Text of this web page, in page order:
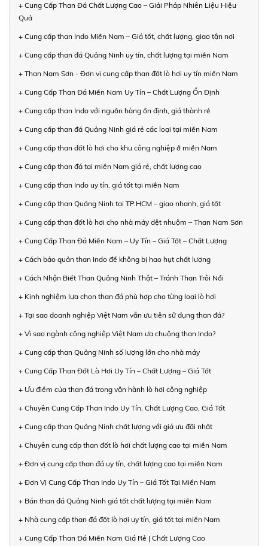
+ Cung Cấp Than Đá Chất Lượng Cao – Giải Pháp Nhiên Liệu Hiệu
Quả
+ Cung cấp than Indo Miền Nam – Giá tốt, chất lượng, giao tận nơi
+ Cung cấp than đá Quảng Ninh uy tín, chất lượng tại miền Nam
+ Than Nam Sơn - Đơn vị cung cấp than đốt lò hơi uy tín miền Nam
+ Cung Cấp Than Đá Miền Nam Uy Tín – Chất Lượng Ổn Định
+ Cung cấp than Indo với nguồn hàng ổn định, giá thành rẻ
+ Cung cấp than đá Quảng Ninh giá rẻ các loại tại miền Nam
+ Cung cấp than đốt lò hơi cho khu công nghiệp ở miền Nam
+ Cung cấp than đá tại miền Nam giá rẻ, chất lượng cao
+ Cung cấp than Indo uy tín, giá tốt tại miền Nam
+ Cung cấp than Quảng Ninh tại TP.HCM – giao nhanh, giá tốt
+ Cung cấp than đốt lò hơi cho nhà máy dệt nhuộm – Than Nam Sơn
+ Cung Cấp Than Đá Miền Nam – Uy Tín – Giá Tốt – Chất Lượng
+ Cách bảo quản than Indo để không bị hao hụt chất lượng
+ Cách Nhận Biết Than Quảng Ninh Thật – Tránh Than Trôi Nổi
+ Kinh nghiệm lựa chọn than đá phù hợp cho từng loại lò hơi
+ Tại sao doanh nghiệp Việt Nam vẫn ưu tiên sử dụng than đá?
+ Vì sao ngành công nghiệp Việt Nam ưa chuộng than Indo?
+ Cung cấp than Quảng Ninh số lượng lớn cho nhà máy
+ Cung Cấp Than Đốt Lò Hơi Uy Tín – Chất Lượng – Giá Tốt
+ Ưu điểm của than đá trong vận hành lò hơi công nghiệp
+ Chuyên Cung Cấp Than Indo Uy Tín, Chất Lượng Cao, Giá Tốt
+ Cung cấp than Quảng Ninh chất lượng với giá ưu đãi nhất
+ Chuyên cung cấp than đốt lò hơi chất lượng cao tại miền Nam
+ Đơn vị cung cấp than đá uy tín, chất lượng cao tại miền Nam
+ Đơn Vị Cung Cấp Than Indo Uy Tín – Giá Tốt Tại Miền Nam
+ Bán than đá Quảng Ninh giá tốt chất lượng tại miền Nam
+ Nhà cung cấp than đá đốt lò hơi uy tín, giá tốt tại miền Nam
+ Cung Cấp Than Đá Miền Nam Giá Rẻ | Chất Lượng Cao